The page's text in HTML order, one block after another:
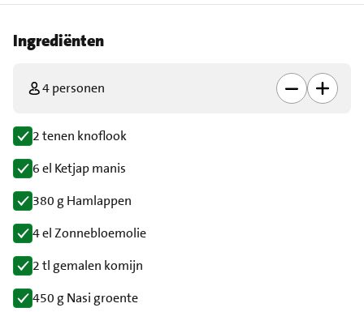
Ingrediënten
4 personen
2 tenen knoflook
6 el Ketjap manis
380 g Hamlappen
4 el Zonnebloemolie
2 tl gemalen komijn
450 g Nasi groente